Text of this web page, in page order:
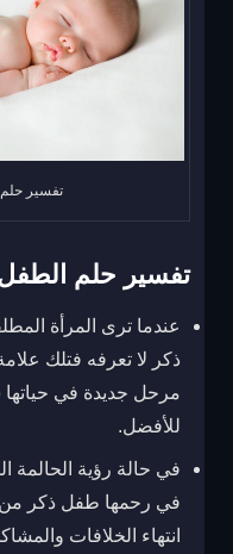
تفسير
تفسير حلم
عندما ترى المرأة
ذكر لا تعرفه فتلك
مرحل جديدة في حياتها
للأفضل.
في حالة رؤية الحالمة
في رحمها طفل ذكر من
انتهاء الخلافات